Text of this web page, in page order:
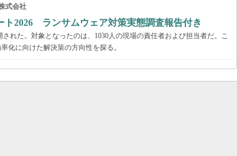
式会社
ト2026 ランサムウェア対策実態調査報告付き
れた。対象となったのは、1030人の現場の責任者および担当者だ。こ
化に向けた解決策の方向性を探る。